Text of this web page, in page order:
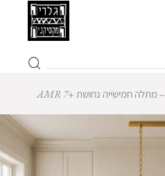
‒מתלה חמישייה נחושת +AMR 7